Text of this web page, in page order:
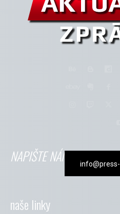
NAPIŠTE NÁM
naše linky